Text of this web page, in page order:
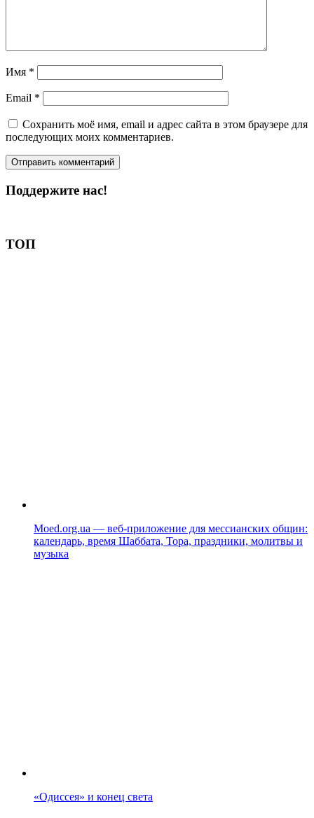
Имя *
Email *
Сохранить моё имя, email и адрес сайта в этом браузере для
последующих моих комментариев.
Поддержите нас!
ТОП
Moed.org.ua — веб-приложение для мессианских общин:
календарь, время Шаббата, Тора, праздники, молитвы и
музыка
«Одиссея» и конец света